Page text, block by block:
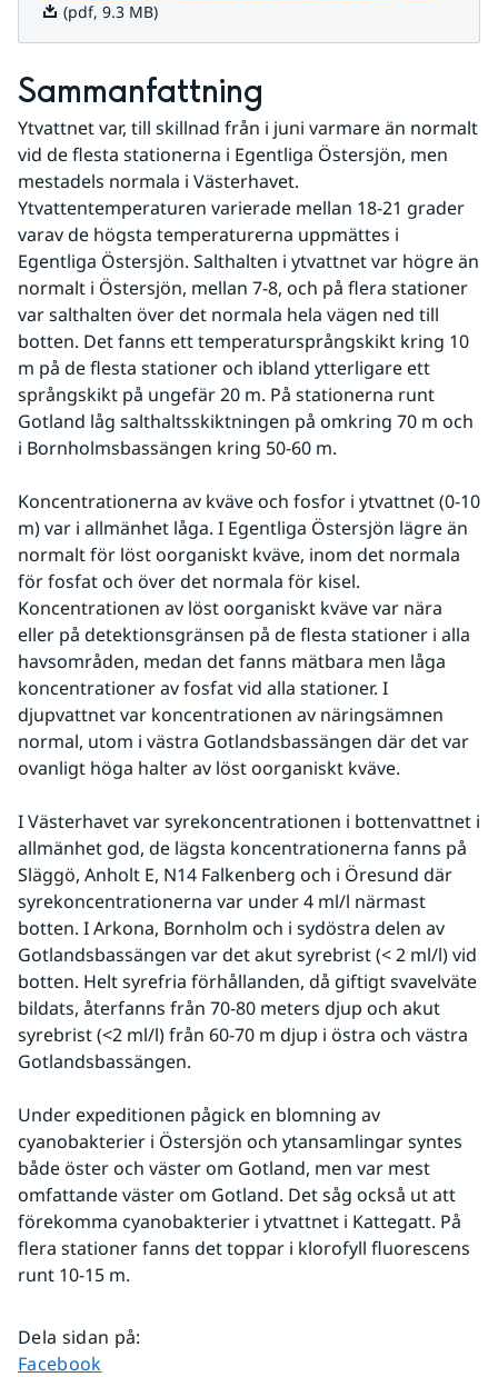
(pdf, 9.3 MB)
Sammanfattning
Ytvattnet var, till skillnad från i juni varmare än normalt
vid de flesta stationerna i Egentliga Östersjön, men
mestadels normala i Västerhavet.
Ytvattentemperaturen varierade mellan 18-21 grader
varav de högsta temperaturerna uppmättes i
Egentliga Östersjön. Salthalten i ytvattnet var högre än
normalt i Östersjön, mellan 7-8, och på flera stationer
var salthalten över det normala hela vägen ned till
botten. Det fanns ett temperatursprångskikt kring 10
m på de flesta stationer och ibland ytterligare ett
språngskikt på ungefär 20 m. På stationerna runt
Gotland låg salthaltsskiktningen på omkring 70 m och
i Bornholmsbassängen kring 50-60 m.
Koncentrationerna av kväve och fosfor i ytvattnet (0-10
m) var i allmänhet låga. I Egentliga Östersjön lägre än
normalt för löst oorganiskt kväve, inom det normala
för fosfat och över det normala för kisel.
Koncentrationen av löst oorganiskt kväve var nära
eller på detektionsgränsen på de flesta stationer i alla
havsområden, medan det fanns mätbara men låga
koncentrationer av fosfat vid alla stationer. I
djupvattnet var koncentrationen av näringsämnen
normal, utom i västra Gotlandsbassängen där det var
ovanligt höga halter av löst oorganiskt kväve.
I Västerhavet var syrekoncentrationen i bottenvattnet i
allmänhet god, de lägsta koncentrationerna fanns på
Släggö, Anholt E, N14 Falkenberg och i Öresund där
syrekoncentrationerna var under 4 ml/l närmast
botten. I Arkona, Bornholm och i sydöstra delen av
Gotlandsbassängen var det akut syrebrist (< 2 ml/l) vid
botten. Helt syrefria förhållanden, då giftigt svavelväte
bildats, återfanns från 70-80 meters djup och akut
syrebrist (<2 ml/l) från 60-70 m djup i östra och västra
Gotlandsbassängen.
Under expeditionen pågick en blomning av
cyanobakterier i Östersjön och ytansamlingar syntes
både öster och väster om Gotland, men var mest
omfattande väster om Gotland. Det såg också ut att
förekomma cyanobakterier i ytvattnet i Kattegatt. På
flera stationer fanns det toppar i klorofyll fluorescens
runt 10-15 m.
Dela sidan på:
Dela sidan på
Facebook